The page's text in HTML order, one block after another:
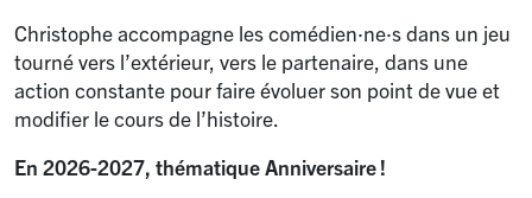
Christophe accompagne les comédien·ne·s dans un jeu
tourné vers l’extérieur, vers le partenaire, dans une
action constante pour faire évoluer son point de vue et
modifier le cours de l’histoire.
En 2026-2027, thématique Anniversaire!